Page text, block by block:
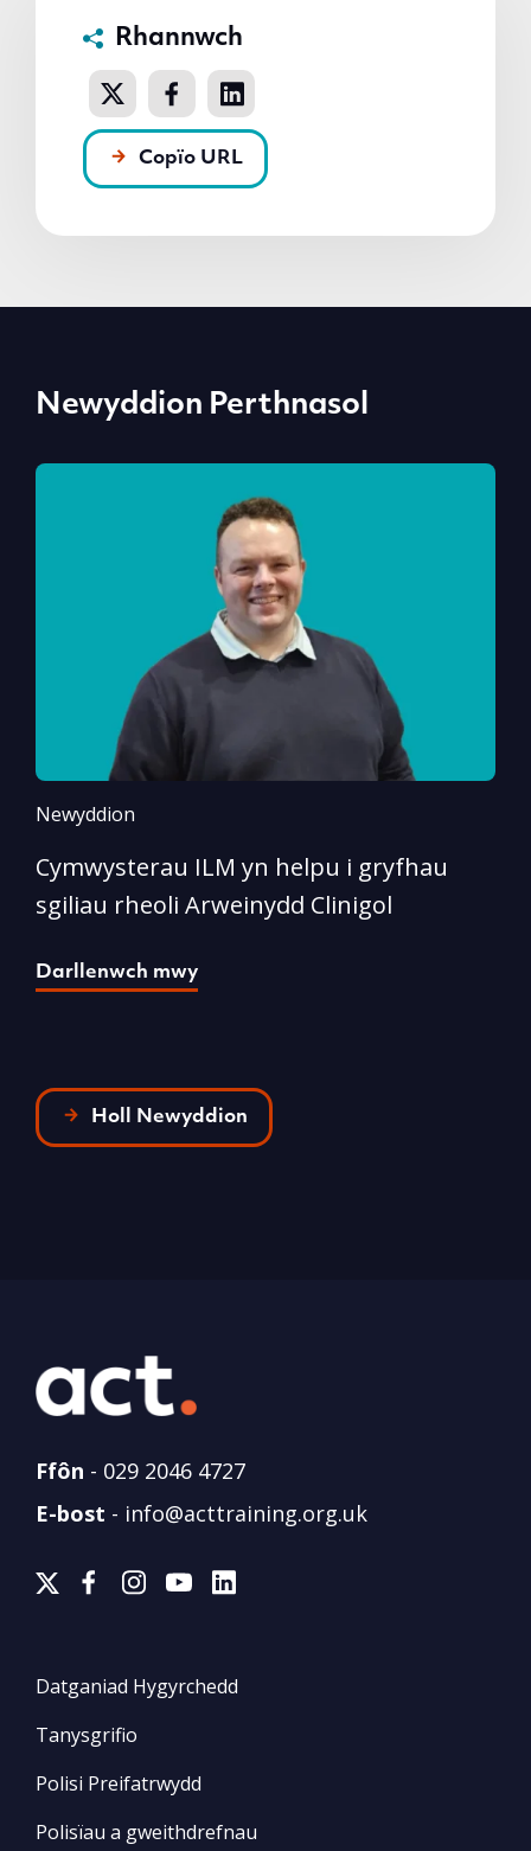
Rhannwch
Copïo URL
Newyddion Perthnasol
Newyddion
Cymwysterau ILM yn helpu i gryfhau
sgiliau rheoli Arweinydd Clinigol
Darllenwch mwy
Holl Newyddion
Ffôn - 029 2046 4727
E-bost - info@acttraining.org.uk
Datganiad Hygyrchedd
Tanysgrifio
Polisi Preifatrwydd
Polisïau a gweithdrefnau